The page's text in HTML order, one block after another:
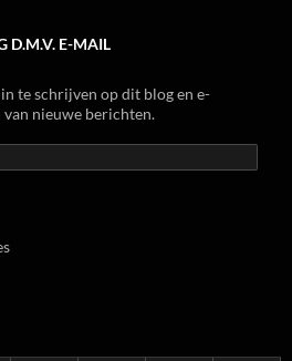
D.M.V. E-MAIL
te schrijven op dit blog en e-
nieuwe berichten.